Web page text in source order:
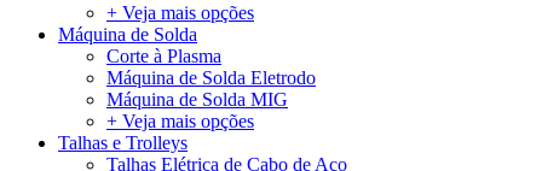
+ Veja mais opções
Máquina de Solda
Corte à Plasma
Máquina de Solda Eletrodo
Máquina de Solda MIG
+ Veja mais opções
Talhas e Trolleys
Talhas Elétrica de Cabo de Aço